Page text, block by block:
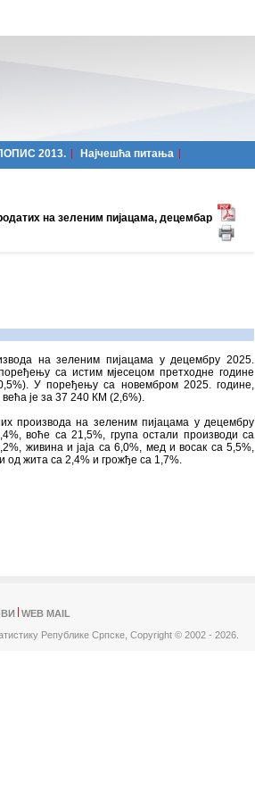
2013. Најчешћa питања
на зеленим пијацама, децембар
на зеленим пијацама у децембру 2025.
са истим мјесецом претходне године
У поређењу са новембром 2025. године,
је за 37 240 КМ (2,6%).
производа на зеленим пијацама у децембру
воће са 21,5%, група остали производи са
живина и јаја са 6,0%, мед и восак са 5,5%,
од жита са 2,4% и грожђе са 1,7%.
WEB MAIL
Републике Српске, Copyright © 2002 - 2026.